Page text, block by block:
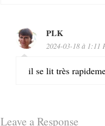
PLK
2024-03-18 à 1:11
il se lit très
Leave a Response